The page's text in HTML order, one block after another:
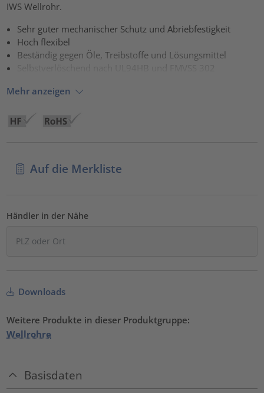
IWS Wellrohr.
Sehr guter mechanischer Schutz und Abriebfestigkeit
Hoch flexibel
Beständig gegen Öle, Treibstoffe und Lösungsmittel
Mehr anzeigen
Auf die Merkliste
Händler in der Nähe
Downloads
Weitere Produkte in dieser Produktgruppe:
Wellrohre
Basisdaten